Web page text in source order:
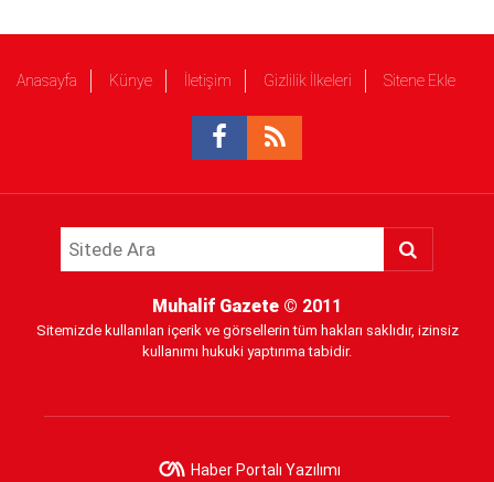
Anasayfa Künye İletişim Gizlilik İlkeleri Sitene Ekle
Muhalif Gazete © 2011
Sitemizde kullanılan içerik ve görsellerin tüm hakları saklıdır, izinsiz
kullanımı hukuki yaptırıma tabidir.
Haber Portalı Yazılımı